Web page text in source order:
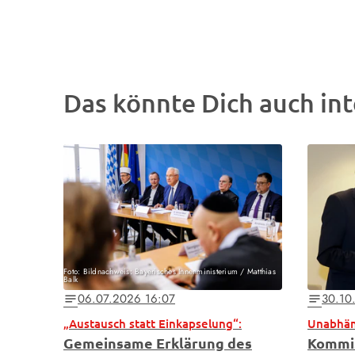
Das könnte Dich auch
Foto: Bildnachweis: Bayerisches Innenministerium / Matthias
Balk
notes06.07.2026 16:07
„Austausch statt Einkapselung“:
Gemeinsame Erklärung des
notes